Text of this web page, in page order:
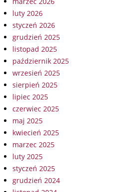
luty 2026
styczeń 2026
grudzień 2025
listopad 2025
październik 2025
wrzesień 2025
sierpień 2025
lipiec 2025
czerwiec 2025
maj 2025
kwiecień 2025
marzec 2025
luty 2025
styczeń 2025
grudzień 2024